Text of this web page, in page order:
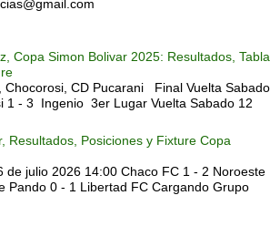
Copa Simon Bolivar 2025: Resultados, Tabla
Chocorosi, CD Pucarani Final Vuelta Sabado
1 - 3 Ingenio 3er Lugar Vuelta Sabado 12
Resultados, Posiciones y Fixture Copa
de julio 2026 14:00 Chaco FC 1 - 2 Noroeste
Pando 0 - 1 Libertad FC Cargando Grupo